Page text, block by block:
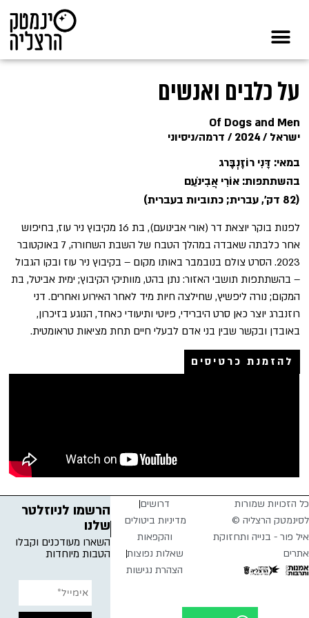
על כלבים ואנשים
Of Dogs and Men
ישראל / 2024 / דרמה/ניסיוני
במאי: דָּנִי רוֹזֶנְבֶּרג
בהשתתפות: אוֹרִי אֲבִינֹעַם
(82 דק', עברית; כתוביות בעברית)
לפנות בוקר יוצאת דר (אורי אבינועם), בת 16 מקיבוץ ניר עוז, בחיפוש
אחר כלבתה שאבדה במהלך הטבח של השבת השחורה, 7 באוקטובר
2023. הסרט צולם בנובמבר באותו מקום – בקיבוץ ניר עוז ובקו הגבול
– בהשתתפות תושבי האזור: נתן בהט, מוותיקי הקיבוץ; ימית אביטל, בת
המקום; נורה ליפשיץ, שחילצה חיות מיד לאחר האירוע ואחרים. דני
רוזנברג יוצר כאן סרט היברידי, פיוטי ותיעודי כאחד, הנוגע בזיכרון,
באובדן ובקשר שבין בני אדם לבעלי חיים תחת מציאות טראומטית.
להזמנת כרטיסים
כל הזכויות שמורות
לסינמטק הרצליה ©
איל פור - בנייה ותחזוקת
אתרים
דרושים
מדיניות ביטולים
והקפאות
שאלות נפוצות
הצהרת נגישות
הרשמו לניוזלטר
שלנו
השארו מעודכנים וקבלו
הטבות מיוחדות